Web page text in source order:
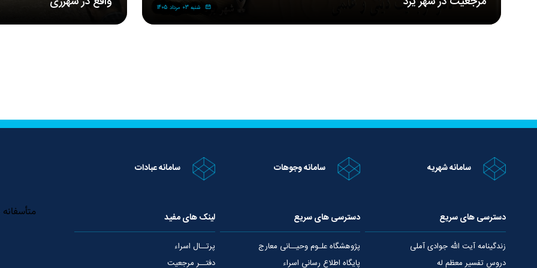
شنبه 03 مرداد 1405
سامانه شهریه سامانه وجوهات سامانه عبادات
دسترسی های سریع
زندگینامه آیت الله جوادی آملی
دروس تفسیر معظم له
دسترسی های سریع
پژوهشگاه علـوم وحیــانی معارج
پایگاه اطلاع رسانی اسراء
لینک های مفید
پرتــال اسراء
دفتــر مرجعیت